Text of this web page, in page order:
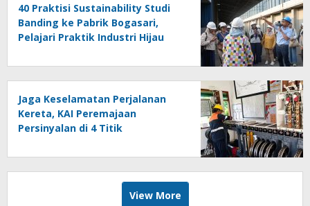
40 Praktisi Sustainability Studi
Banding ke Pabrik Bogasari,
Pelajari Praktik Industri Hijau
Jaga Keselamatan Perjalanan
Kereta, KAI Peremajaan
Persinyalan di 4 Titik
View More